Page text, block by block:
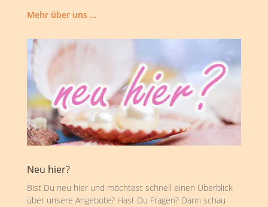
Mehr über uns …
Neu hier?
Bist Du neu hier und möchtest schnell einen Überblick
über unsere Angebote? Hast Du Fragen? Dann schau